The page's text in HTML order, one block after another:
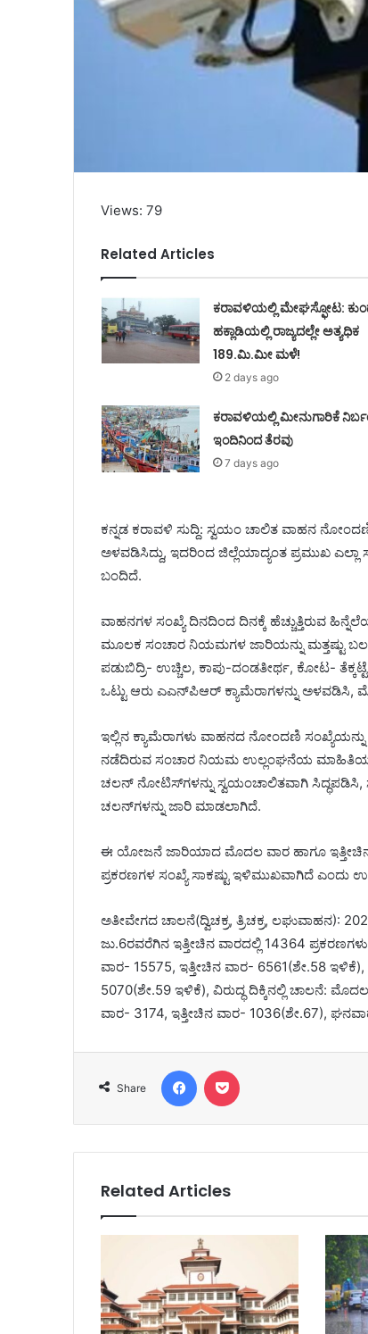
Views: 79
Related Articles
ಕರಾವಳಿಯಲ್ಲಿ ಮೇಘಸ್ಫೋಟ:
ಹಕ್ಲಾಡಿಯಲ್ಲಿ ರಾಜ್ಯದಲ್ಲೇ ಅತ್ಯಧಿಕ
189.ಮಿ.ಮೀ ಮಳೆ!
2 days ago
ಕರಾವಳಿಯಲ್ಲಿ ಮೀನುಗಾರಿಕೆ
ಇಂದಿನಿಂದ ತೆರವು
7 days ago
ಕನ್ನಡ ಕರಾವಳಿ ಸುದ್ದಿ: ಸ್ವಯಂ ಚಾಲಿತ ವಾಹನ
ಅಳವಡಿಸಿದ್ದು, ಇದರಿಂದ ಜಿಲ್ಲೆಯಾದ್ಯಂತ ಪ್ರಮುಖ
ಬಂದಿದೆ.
ವಾಹನಗಳ ಸಂಖ್ಯೆ ದಿನದಿಂದ ದಿನಕ್ಕೆ ಹೆಚ್ಚುತ್ತಿರುವ
ಮೂಲಕ ಸಂಚಾರ ನಿಯಮಗಳ ಜಾರಿಯನ್ನು ಮತ್ತಷ್ಟು
ಪಡುಬಿದ್ರಿ- ಉಚ್ಚಿಲ, ಕಾಪು-ದಂಡತೀರ್ಥ, ಕೋಟ-
ಒಟ್ಟು ಆರು ಎಎನ್‌ಪಿಆ‌ರ್ ಕ್ಯಾಮೆರಾಗಳನ್ನು ಅಳವಡಿಸಿ,
ಇಲ್ಲಿನ ಕ್ಯಾಮೆರಾಗಳು ವಾಹನದ ನೋಂದಣಿ
ನಡೆದಿರುವ ಸಂಚಾರ ನಿಯಮ ಉಲ್ಲಂಘನೆಯ
ಚಲನ್ ನೋಟಿಸ್‌ಗಳನ್ನು ಸ್ವಯಂಚಾಲಿತವಾಗಿ ಸಿದ್ಧಪಡಿಸಿ,
ಚಲನ್‌ಗಳನ್ನು ಜಾರಿ ಮಾಡಲಾಗಿದೆ.
ಈ ಯೋಜನೆ ಜಾರಿಯಾದ ಮೊದಲ ವಾರ ಹಾಗೂ
ಪ್ರಕರಣಗಳ ಸಂಖ್ಯೆ ಸಾಕಷ್ಟು ಇಳಿಮುಖವಾಗಿದೆ ಎಂದು
ಅತೀವೇಗದ ಚಾಲನೆ(ದ್ವಿಚಕ್ರ, ತ್ರಿಚಕ್ರ, ಲಘುವಾಹನ):
ಜು.6ರವರೆಗಿನ ಇತ್ತೀಚಿನ ವಾರದಲ್ಲಿ 14364
ವಾರ- 15575, ಇತ್ತೀಚಿನ ವಾರ- 6561(ಶೇ.58
5070(ಶೇ.59 ಇಳಿಕೆ), ವಿರುದ್ಧ ದಿಕ್ಕಿನಲ್ಲಿ ಚಾಲನೆ:
ವಾರ- 3174, ಇತ್ತೀಚಿನ ವಾರ- 1036(ಶೇ.67),
Share
Facebook
Related Articles